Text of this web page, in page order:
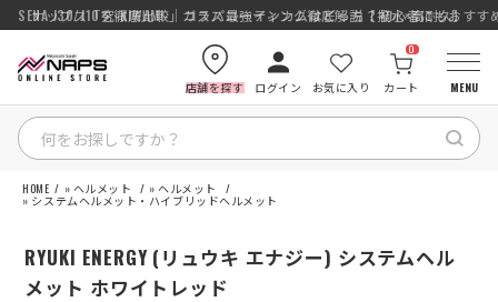
ナップス「究-KIWAMI-」ガラスコーティング徹底解説【撥水×高耐久】
SENA J30/J10を徹底比較｜コスパ最強インカムはどっち？初心者にもおすす
店舗を探す ログイン お気に入り カート
0
MENU
HOME
カテゴリから探す
HOME » ヘルメット » ヘルメット
» システムヘルメット・ハイブリッドヘルメット
RYUKI ENERGY (リュウキ エナジー) システムヘル
メット ホワイトレッド